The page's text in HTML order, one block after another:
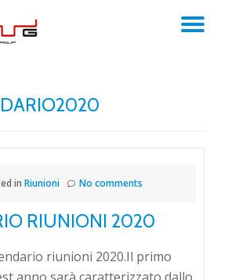
in Riunioni No comments
RIUNIONI 2020
riunioni 2020.Il primo